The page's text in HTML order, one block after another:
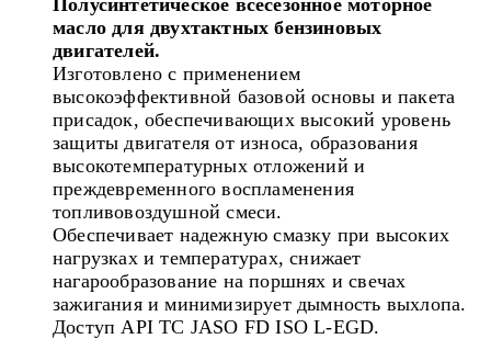
масло для двухтактных бензиновых
двигателей.
Изготовлено с применением
высокоэффективной базовой основы и пакета
присадок, обеспечивающих высокий уровень
защиты двигателя от износа, образования
высокотемпературных отложений и
преждевременного воспламенения
топливовоздушной смеси.
Обеспечивает надежную смазку при высоких
нагрузках и температурах, снижает
нагарообразование на поршнях и свечах
зажигания и минимизирует дымность выхлопа.
Доступ API TC JASO FD ISO L-EGD.